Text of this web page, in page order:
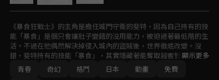
《暴食狂戰士》的主角是擔任城門守衛的斐特，因為自己持有的技
能「暴食」是個只會讓肚子變餓的沒用能力，被迫過著最低階的生
活。不過在他偶然解決掉侵入城內的盜賊後，世界徹底改變。沒
錯，斐特持有的技能「暴食」，其實隱藏著能奪取殺害對象的技能
和能力值的驚人力量。就這樣，原本只能像隻螻蟻苟活下去的斐
特，命運悄悄地，也迅速地開始轉動——。
顯示更多
青春
奇幻 格鬥 日本 動畫
免費